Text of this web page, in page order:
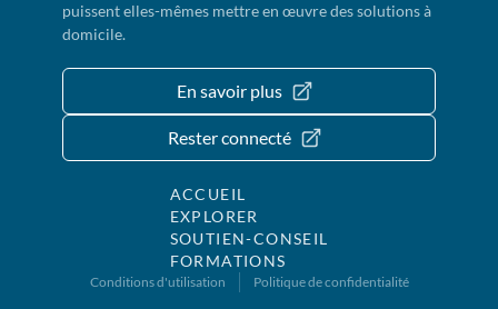
puissent elles-mêmes mettre en œuvre des solutions à
domicile.
En savoir plus
Rester connecté
ACCUEIL
EXPLORER
SOUTIEN-CONSEIL
FORMATIONS
Conditions d'utilisation Politique de confidentialité